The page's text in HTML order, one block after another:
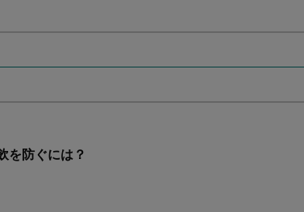
を防ぐには？